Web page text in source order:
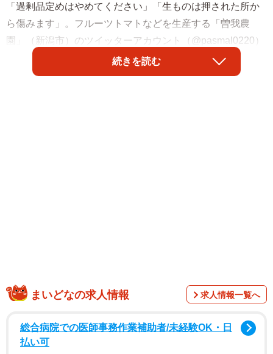
「過剰品定めはやめてください」「生ものは押された所か
ら傷みます」。フルーツトマトなどを生産する「曽我農
園」（新潟市）のツイッターアカウント（@pasmal0220）
が訴えた異例のお願いが注目を集めています。投稿された
のは、トマトに添えられた貼り紙。同農園の代表・曽我さ
選別しているのに…「傷んでいた」とクレーム
続きを読む
まいどなの求人情報 求人情報一覧へ
総合病院での医師事務作業補助者/未経験OK・日
払い可